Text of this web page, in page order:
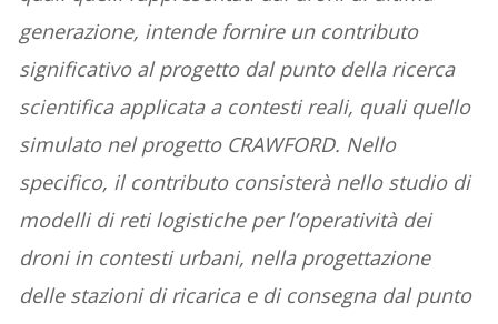
generazione, intende fornire un contributo
significativo al progetto dal punto della ricerca
scientifica applicata a contesti reali, quali quello
simulato nel progetto CRAWFORD. Nello
specifico, il contributo consisterà nello studio di
modelli di reti logistiche per l’operatività dei
droni in contesti urbani, nella progettazione
delle stazioni di ricarica e di consegna dal punto